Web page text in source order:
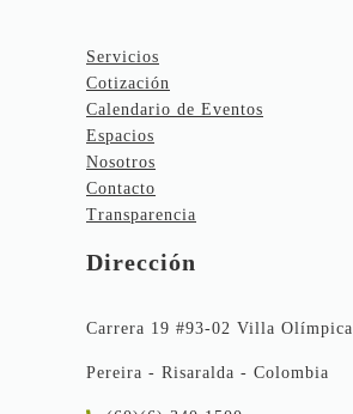
Servicios
Cotización
Calendario de Eventos
Espacios
Nosotros
Contacto
Transparencia
Dirección
Carrera 19 #93-02 Villa Olímpica
Pereira - Risaralda - Colombia